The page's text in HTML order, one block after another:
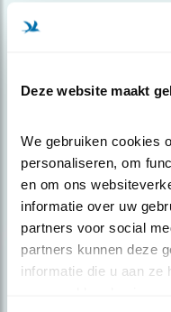
Deze website maakt
We gebruiken cookies
personaliseren, om
en om ons
informatie over uw
partners voor social
partners kunnen deze
informatie die u aan ze
Meld je aan en
over vogels en